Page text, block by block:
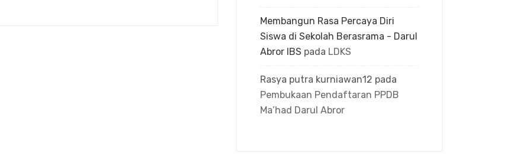
Membangun Rasa Percaya Diri
Siswa di Sekolah Berasrama - Darul
Abror IBS pada LDKS
Rasya putra kurniawan12 pada
Pembukaan Pendaftaran PPDB
Ma’had Darul Abror